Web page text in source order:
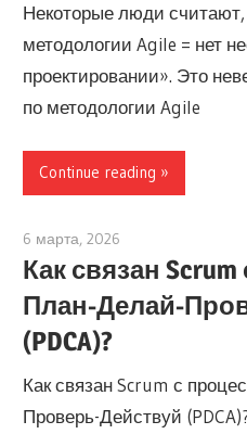
Некоторые люди считают,
методологии Agile = нет
проектировании». Это
по методологии Agile
Continue reading
6 марта, 2026
Как связан
План-Делай-
(PDCA)?
Как связан Scrum с
Проверь-Действуй